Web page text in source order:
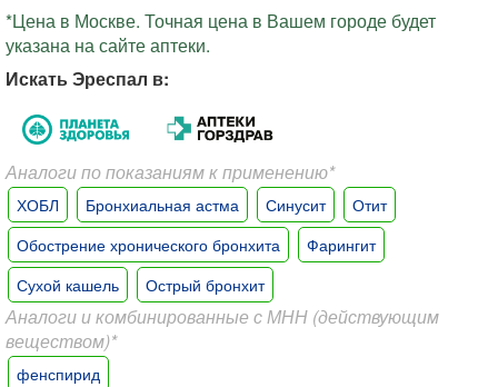
*Цена в Москве. Точная цена в Вашем городе будет
указана на сайте аптеки.
Искать Эреспал в:
Аналоги по показаниям к применению*
ХОБЛ Бронхиальная астма Синусит
Отит
Обострение хронического бронхита
Фарингит
Сухой кашель
Острый бронхит
Аналоги и комбинированные с МНН (действующим
веществом)*
фенспирид